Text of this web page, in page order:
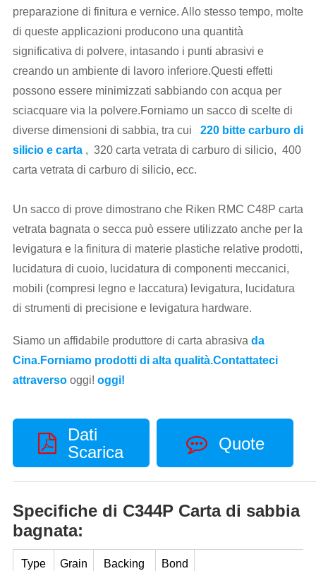
preparazione di finitura e vernice. Allo stesso tempo, molte
di queste applicazioni producono una quantità
significativa di polvere, intasando i punti abrasivi e
creando un ambiente di lavoro inferiore.Questi effetti
possono essere minimizzati sabbiando con acqua per
sciacquare via la polvere.Forniamo un sacco di scelte di
diverse dimensioni di sabbia, tra cui
220 bitte carburo di
silicio e carta , 320 carta vetrata di carburo di silicio, 400
carta vetrata di carburo di silicio, ecc.
Un sacco di prove dimostrano che Riken RMC C48P carta
vetrata bagnata o secca può essere utilizzato anche per la
levigatura e la finitura di materie plastiche relative prodotti,
lucidatura di cuoio, lucidatura di componenti meccanici,
mobili (compresi legno e laccatura) levigatura, lucidatura
di strumenti di precisione e levigatura hardware.
Siamo un affidabile produttore di carta abrasiva da
Cina.Forniamo prodotti di alta qualità.Contattateci
attraverso oggi! oggi!
Dati
Scarica
Quote
Specifiche di C344P Carta di sabbia
bagnata:
Type Grain Backing Bond